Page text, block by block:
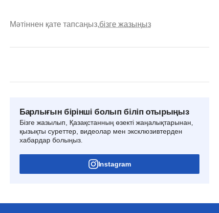
Мәтіннен қате тапсаңыз,бізге жазыңыз
Барлығын бірінші болып біліп отырыңыз
Бізге жазылып, Қазақстанның өзекті жаңалықтарынан,
қызықты суреттер, видеолар мен эксклюзивтерден
хабардар болыңыз.
Instagram